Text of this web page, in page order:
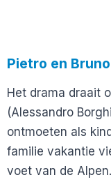
Pietro en Bruno
Het drama draait
(Alessandro
ontmoeten als
familie vakantie
voet van de